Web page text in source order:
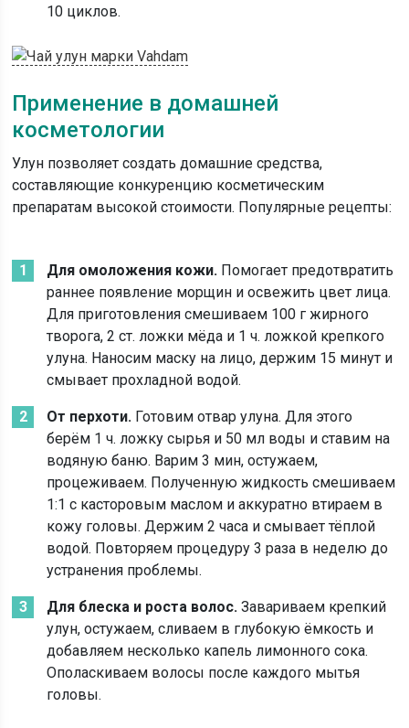
10 циклов.
Применение в домашней
косметологии
Улун позволяет создать домашние средства,
составляющие конкуренцию косметическим
препаратам высокой стоимости. Популярные рецепты:
Для омоложения кожи. Помогает предотвратить
раннее появление морщин и освежить цвет лица.
Для приготовления смешиваем 100 г жирного
творога, 2 ст. ложки мёда и 1 ч. ложкой крепкого
улуна. Наносим маску на лицо, держим 15 минут и
смывает прохладной водой.
От перхоти. Готовим отвар улуна. Для этого
берём 1 ч. ложку сырья и 50 мл воды и ставим на
водяную баню. Варим 3 мин, остужаем,
процеживаем. Полученную жидкость смешиваем
1:1 с касторовым маслом и аккуратно втираем в
кожу головы. Держим 2 часа и смывает тёплой
водой. Повторяем процедуру 3 раза в неделю до
устранения проблемы.
Для блеска и роста волос.Завариваем крепкий
улун, остужаем, сливаем в глубокую ёмкость и
добавляем несколько капель лимонного сока.
Ополаскиваем волосы после каждого мытья
головы.